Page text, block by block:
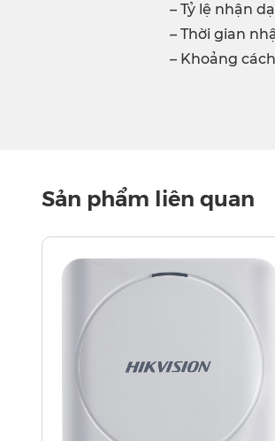
– Tỷ lệ nhận
– Thời gian
– Khoảng
Sản phẩm liên quan